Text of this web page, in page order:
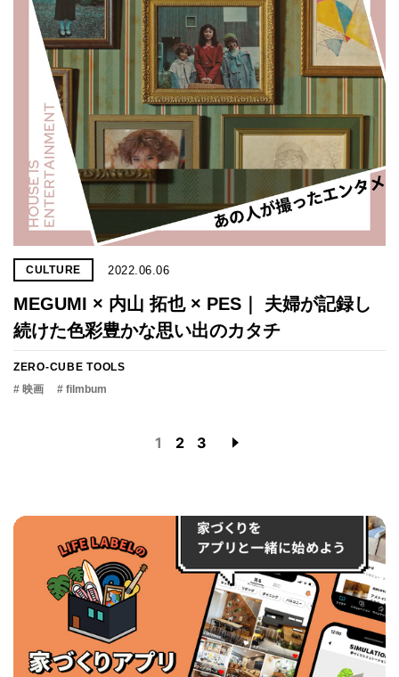
CULTURE 2022.06.06
MEGUMI × 内山 拓也 × PES｜ 夫婦が記録し
続けた色彩豊かな思い出のカタチ
ZERO-CUBE TOOLS
# 映画
# filmbum
1 2 3